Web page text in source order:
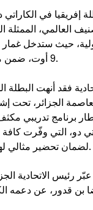
إفريقيا في
العالمي، الممثلة
9 أوت، ضمن منافسات الكاراتي.
فقد أنهت البطلة
الجزائر، تحت
برنامج تدريبي
دو، التي وفّرت كافة
لضمان تحضير مثالي لهذا الحدث العالمي.
رئيس الاتحادية